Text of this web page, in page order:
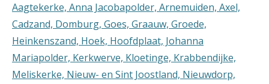
Aagtekerke, Anna Jacobapolder, Arnemuiden, Axel,
Cadzand, Domburg, Goes, Graauw, Groede,
Heinkenszand, Hoek, Hoofdplaat, Johanna
Mariapolder, Kerkwerve, Kloetinge, Krabbendijke,
Meliskerke, Nieuw- en Sint Joostland, Nieuwdorp,